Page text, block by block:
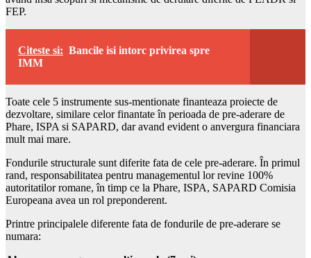
FEP.
Citeste si: Bancile isi intorc privirea spre
IMM
Toate cele 5 instrumente sus-mentionate finanteaza proiecte de
dezvoltare, similare celor finantate în perioada de pre-aderare de
Phare, ISPA si SAPARD, dar avand evident o anvergura financiara
mult mai mare.
Fondurile structurale sunt diferite fata de cele pre-aderare. În primul
rand, responsabilitatea pentru managementul lor revine 100%
autoritatilor romane, în timp ce la Phare, ISPA, SAPARD Comisia
Europeana avea un rol preponderent.
Printre principalele diferente fata de fondurile de pre-aderare se
numara: